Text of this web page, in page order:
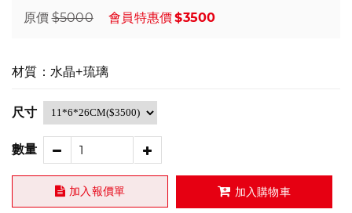
原價 $5000 會員特惠價$3500
材質：水晶+琉璃
尺寸
數量
加入報價單 加入購物車